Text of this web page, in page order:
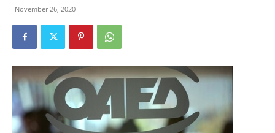
November 26, 2020